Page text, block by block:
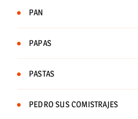
PAN
PAPAS
PASTAS
PEDRO SUS COMISTRAJES